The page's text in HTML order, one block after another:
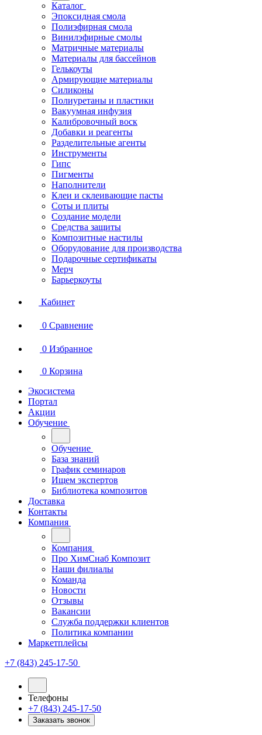
Каталог
Эпоксидная смола
Полиэфирная смола
Винилэфирные смолы
Матричные материалы
Материалы для бассейнов
Гелькоуты
Армирующие материалы
Силиконы
Полиуретаны и пластики
Вакуумная инфузия
Калибровочный воск
Добавки и реагенты
Разделительные агенты
Инструменты
Гипс
Пигменты
Наполнители
Клеи и склеивающие пасты
Соты и плиты
Создание модели
Средства защиты
Композитные настилы
Оборудование для производства
Подарочные сертификаты
Мерч
Барьеркоуты
Кабинет
0 Сравнение
0 Избранное
0 Корзина
Экосистема
Портал
Акции
Обучение
Обучение
База знаний
График семинаров
Ищем экспертов
Библиотека композитов
Доставка
Контакты
Компания
Компания
Про ХимСнаб Композит
Наши филиалы
Команда
Новости
Отзывы
Вакансии
Служба поддержки клиентов
Политика компании
Маркетплейсы
+7 (843) 245-17-50
Телефоны
+7 (843) 245-17-50
Заказать звонок